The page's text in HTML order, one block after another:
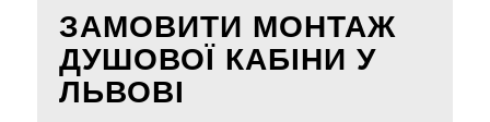
ЗАМОВИТИ МОНТАЖ
ДУШОВОЇ КАБІНИ У
ЛЬВОВІ